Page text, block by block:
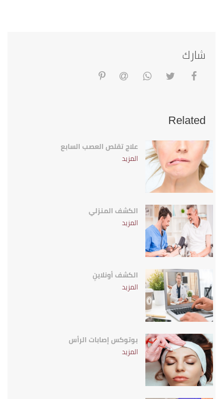
شارك
Related
علاج تقلص العصب السابع
المزيد
الكشف المنزلي
المزيد
الكشف أونلاينِ
المزيد
بوتوكس إصابات الرأس
المزيد